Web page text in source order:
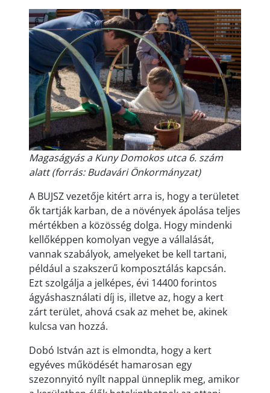
Magaságyás a Kuny Domokos utca 6. szám
alatt (forrás: Budavári Önkormányzat)
A BUJSZ vezetője kitért arra is, hogy a területet
ők tartják karban, de a növények ápolása teljes
mértékben a közösség dolga. Hogy mindenki
kellőképpen komolyan vegye a vállalását,
vannak szabályok, amelyeket be kell tartani,
például a szakszerű komposztálás kapcsán.
Ezt szolgálja a jelképes, évi 14400 forintos
ágyáshasználati díj is, illetve az, hogy a kert
zárt terület, ahová csak az mehet be, akinek
kulcsa van hozzá.
Dobó István azt is elmondta, hogy a kert
egyéves működését hamarosan egy
szezonnyitó nyílt nappal ünneplik meg, amikor